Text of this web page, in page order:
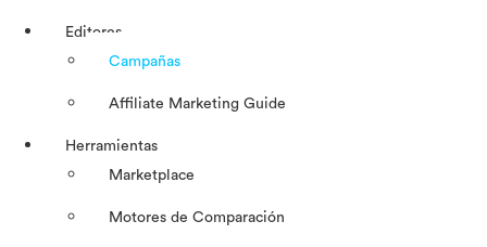
Editores
Campañas
Affiliate Marketing Guide
Herramientas
Marketplace
Motores de Comparación